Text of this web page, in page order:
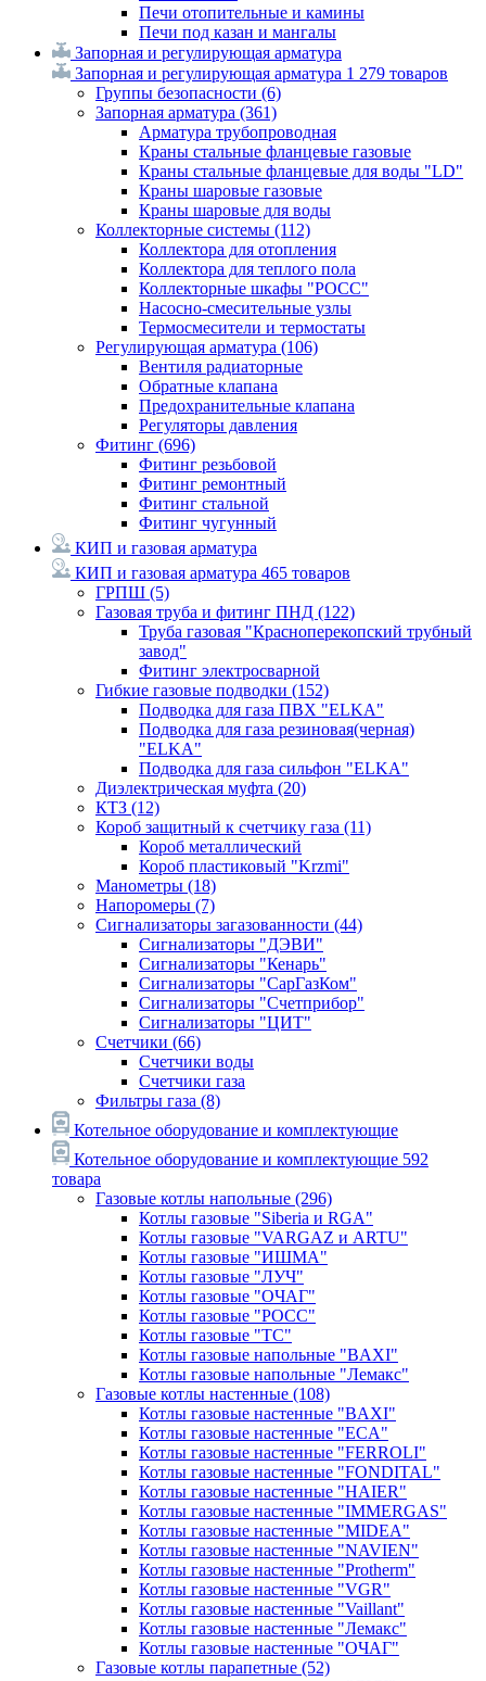
Печи отопительные и камины
Печи под казан и мангалы
Запорная и регулирующая арматура
Запорная и регулирующая арматура 1 279 товаров
Группы безопасности (6)
Запорная арматура (361)
Арматура трубопроводная
Краны стальные фланцевые газовые
Краны стальные фланцевые для воды "LD"
Краны шаровые газовые
Краны шаровые для воды
Коллекторные системы (112)
Коллектора для отопления
Коллектора для теплого пола
Коллекторные шкафы "РОСС"
Насосно-смесительные узлы
Термосмесители и термостаты
Регулирующая арматура (106)
Вентиля радиаторные
Обратные клапана
Предохранительные клапана
Регуляторы давления
Фитинг (696)
Фитинг резьбовой
Фитинг ремонтный
Фитинг стальной
Фитинг чугунный
КИП и газовая арматура
КИП и газовая арматура 465 товаров
ГРПШ (5)
Газовая труба и фитинг ПНД (122)
Труба газовая "Красноперекопский трубный
завод"
Фитинг электросварной
Гибкие газовые подводки (152)
Подводка для газа ПВХ "ELKA"
Подводка для газа резиновая(черная)
"ELKA"
Подводка для газа сильфон "ELKA"
Диэлектрическая муфта (20)
КТЗ (12)
Короб защитный к счетчику газа (11)
Короб металлический
Короб пластиковый "Krzmi"
Манометры (18)
Напоромеры (7)
Сигнализаторы загазованности (44)
Сигнализаторы "ДЭВИ"
Сигнализаторы "Кенарь"
Сигнализаторы "СарГазКом"
Сигнализаторы "Счетприбор"
Сигнализаторы "ЦИТ"
Счетчики (66)
Счетчики воды
Счетчики газа
Фильтры газа (8)
Котельное оборудование и комплектующие
Котельное оборудование и комплектующие 592
товара
Газовые котлы напольные (296)
Котлы газовые "Siberia и RGA"
Котлы газовые "VARGAZ и ARTU"
Котлы газовые "ИШМА"
Котлы газовые "ЛУЧ"
Котлы газовые "ОЧАГ"
Котлы газовые "РОСС"
Котлы газовые "ТС"
Котлы газовые напольные "BAXI"
Котлы газовые напольные "Лемакс"
Газовые котлы настенные (108)
Котлы газовые настенные "BAXI"
Котлы газовые настенные "ECA"
Котлы газовые настенные "FERROLI"
Котлы газовые настенные "FONDITAL"
Котлы газовые настенные "HAIER"
Котлы газовые настенные "IMMERGAS"
Котлы газовые настенные "MIDEA"
Котлы газовые настенные "NAVIEN"
Котлы газовые настенные "Protherm"
Котлы газовые настенные "VGR"
Котлы газовые настенные "Vaillant"
Котлы газовые настенные "Лемакс"
Котлы газовые настенные "ОЧАГ"
Газовые котлы парапетные (52)